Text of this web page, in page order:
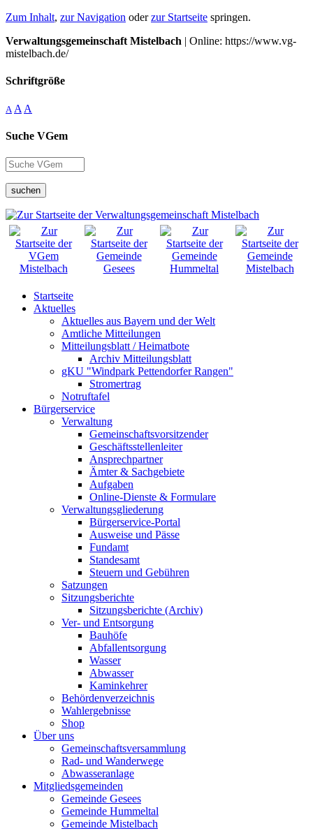
Zum Inhalt, zur Navigation oderzur Startseite springen.
Verwaltungsgemeinschaft Mistelbach | Online: https://www.vg-
mistelbach.de/
Schriftgröße
A A A
Suche VGem
suchen
Startseite
Aktuelles
Aktuelles aus Bayern und der Welt
Amtliche Mitteilungen
Mitteilungsblatt / Heimatbote
Archiv Mitteilungsblatt
gKU "Windpark Pettendorfer Rangen"
Stromertrag
Notruftafel
Bürgerservice
Verwaltung
Gemeinschaftsvorsitzender
Geschäftsstellenleiter
Ansprechpartner
Ämter & Sachgebiete
Aufgaben
Online-Dienste & Formulare
Verwaltungsgliederung
Bürgerservice-Portal
Ausweise und Pässe
Fundamt
Standesamt
Steuern und Gebühren
Satzungen
Sitzungsberichte
Sitzungsberichte (Archiv)
Ver- und Entsorgung
Bauhöfe
Abfallentsorgung
Wasser
Abwasser
Kaminkehrer
Behördenverzeichnis
Wahlergebnisse
Shop
Über uns
Gemeinschaftsversammlung
Rad- und Wanderwege
Abwasseranlage
Mitgliedsgemeinden
Gemeinde Gesees
Gemeinde Hummeltal
Gemeinde Mistelbach